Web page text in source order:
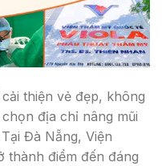
thiện vẻ đẹp, không
địa chỉ nâng mũi
Đà Nẵng, Viện
thành điểm đến đáng